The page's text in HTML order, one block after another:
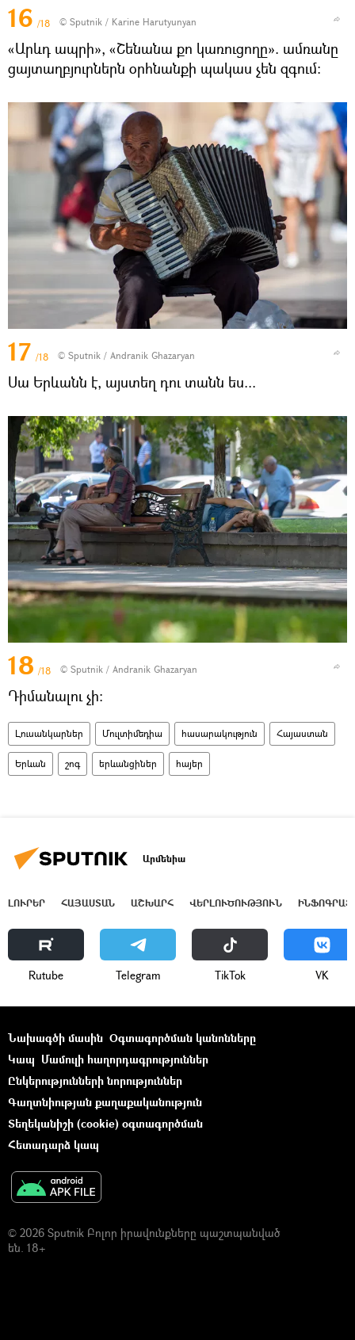
16 /18 © Sputnik / Karine Harutyunyan
«Արևդ ապրի», «Շենանա քո կառուցողը». ամռանը
ցայտաղբյուրներն օրհնանքի պակաս չեն զգում։
17 /18 © Sputnik / Andranik Ghazaryan
Սա Երևանն է, այստեղ դու տանն ես...
18 /18 © Sputnik / Andranik Ghazaryan
Դիմանալու չի։
Լուսանկարներ Մուլտիմեդիա հասարակություն Հայաստան
Երևան շոգ երևանցիներ հայեր
Արմենիա
ԼՈՒՐԵՐ ՀԱՅԱՍՏԱՆ ԱՇԽԱՐՀ ՎԵՐԼՈՒԾՈՒԹՅՈՒՆ
Rutube Telegram ТikТоk VK
Նախագծի մասին Օգտագործման կանոնները
Կապ Մամուլի հաղորդագրություններ
Ընկերությունների նորություններ
Գաղտնիության քաղաքականություն
Տեղեկանիշի (cookie) օգտագործման
Հետադարձ կապ
© 2026 Sputnik Բոլոր իրավունքները պաշտպանված
են. 18+